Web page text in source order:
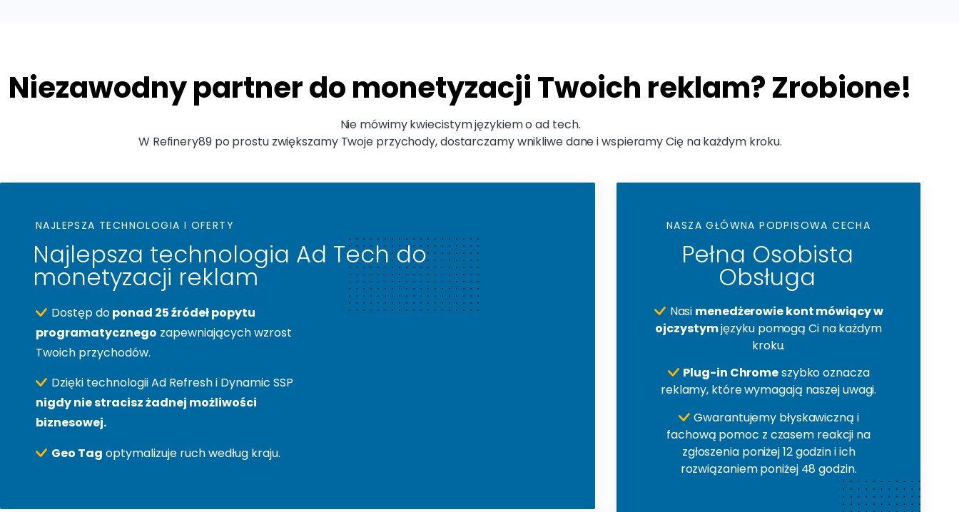
Niezawodny partner do monetyzacji Twoich reklam? Zrobione!
Nie mówimy kwiecistym językiem o ad tech.
W Refinery89 po prostu zwiększamy Twoje przychody, dostarczamy wnikliwe dane i wspieramy Cię na każdym kroku.
NAJLEPSZA TECHNOLOGIA I OFERTY
Najlepsza technologia Ad Tech do
monetyzacji reklam
Dostęp doponad 25 źródeł popytu
programatycznego zapewniających wzrost
Twoich przychodów.
Dzięki technologii Ad Refresh i Dynamic SSP
nigdy nie stracisz żadnej możliwości
biznesowej.
Geo Tag optymalizuje ruch według kraju.
NASZA GŁÓWNA PODPISOWA CECHA
Pełna Osobista
Obsługa
Nasi menedżerowie kont mówiący w
ojczystymjęzyku pomogą Ci na każdym
kroku.
Plug-in Chromeszybko oznacza
reklamy, które wymagają naszej uwagi.
Gwarantujemy błyskawiczną i
fachową pomoc z czasem reakcji na
zgłoszenia poniżej 12 godzin i ich
rozwiązaniem poniżej 48 godzin.